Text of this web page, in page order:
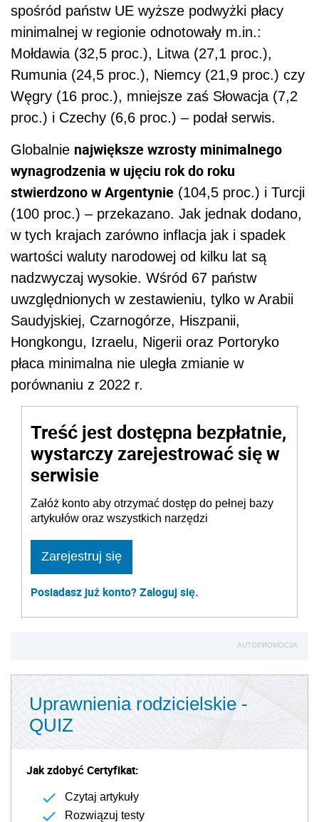
spośród państw UE wyższe podwyżki płacy
minimalnej w regionie odnotowały m.in.:
Mołdawia (32,5 proc.), Litwa (27,1 proc.),
Rumunia (24,5 proc.), Niemcy (21,9 proc.) czy
Węgry (16 proc.), mniejsze zaś Słowacja (7,2
proc.) i Czechy (6,6 proc.) – podał serwis.
Globalnie największe wzrosty minimalnego
wynagrodzenia w ujęciu rok do roku
stwierdzono w Argentynie (104,5 proc.) i Turcji
(100 proc.) – przekazano. Jak jednak dodano,
w tych krajach zarówno inflacja jak i spadek
wartości waluty narodowej od kilku lat są
nadzwyczaj wysokie. Wśród 67 państw
uwzględnionych w zestawieniu, tylko w Arabii
Saudyjskiej, Czarnogórze, Hiszpanii,
Hongkongu, Izraelu, Nigerii oraz Portoryko
płaca minimalna nie uległa zmianie w
porównaniu z 2022 r.
Treść jest dostępna bezpłatnie,
wystarczy zarejestrować się w
serwisie
Załóż konto aby otrzymać dostęp do pełnej bazy
artykułów oraz wszystkich narzędzi
Zarejestruj się
Posiadasz już konto? Zaloguj się.
AUTOPROMOCJA
Uprawnienia rodzicielskie -
QUIZ
Jak zdobyć Certyfikat:
Czytaj artykuły
Rozwiązuj testy